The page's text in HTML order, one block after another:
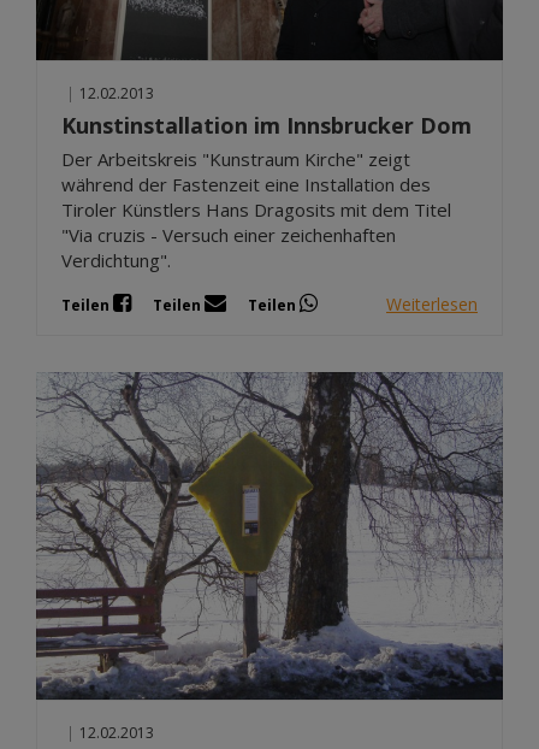
| 12.02.2013
Kunstinstallation im Innsbrucker Dom
Der Arbeitskreis "Kunstraum Kirche" zeigt
während der Fastenzeit eine Installation des
Tiroler Künstlers Hans Dragosits mit dem Titel
"Via cruzis - Versuch einer zeichenhaften
Verdichtung".
Teilen Teilen Teilen Weiterlesen
| 12.02.2013